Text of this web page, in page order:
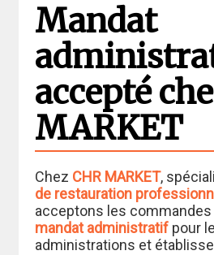
Mandat
accepté
MARKET
Chez CHR MARKET,
de restauration
acceptons les commandes
mandat administratifpour
administrations et